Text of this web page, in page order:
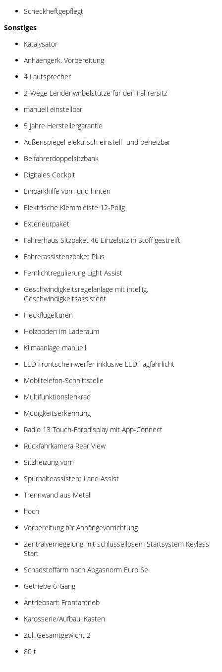
Scheckheftgepflegt
Sonstiges
Katalysator
Anhaengerk. Vorbereitung
4 Lautsprecher
2-Wege Lendenwirbelstütze für den Fahrersitz
manuell einstellbar
5 Jahre Herstellergarantie
Außenspiegel elektrisch einstell- und beheizbar
Beifahrerdoppelsitzbank
Digitales Cockpit
Einparkhilfe vorn und hinten
Elektrische Klemmleiste 12-Polig
Exterieurpaket
Fahrerhaus Sitzpaket 46 Einzelsitz in Stoff gestreift
Fahrerassistenzpaket Plus
Fernlichtregulierung Light Assist
Geschwindigkeitsregelanlage mit intellig.
Geschwindigkeitsassistent
Heckflügeltüren
Holzboden im Laderaum
Klimaanlage manuell
LED Frontscheinwerfer inklusive LED Tagfahrlicht
Mobiltelefon-Schnittstelle
Multifunktionslenkrad
Müdigkeitserkennung
Radio 13 Touch-Farbdisplay mit App-Connect
Rückfahrkamera Rear View
Sitzheizung vorn
Spurhalteassistent Lane Assist
Trennwand aus Metall
hoch
Vorbereitung für Anhängevorrichtung
Zentralverriegelung mit schlüssellosem Startsystem Keyless
Start
Schadstoffarm nach Abgasnorm Euro 6e
Getriebe 6-Gang
Antriebsart: Frontantrieb
Karosserie/Aufbau: Kasten
Zul. Gesamtgewicht 2
80 t